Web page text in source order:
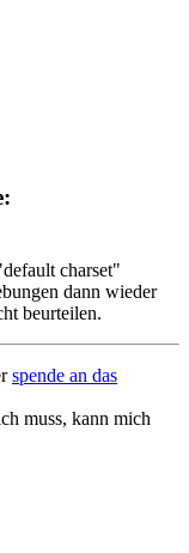
charset"
dann wieder
beurteilen.
spende an das
muss, kann mich